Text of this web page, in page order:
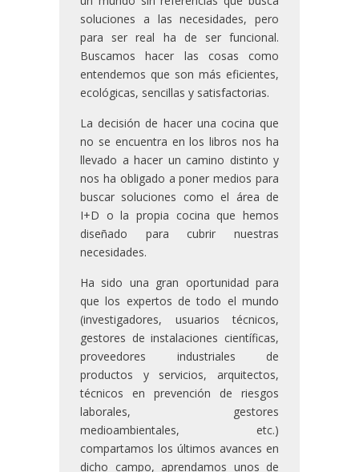
soluciones a las necesidades, pero
para ser real ha de ser funcional.
Buscamos hacer las cosas como
entendemos que son más eficientes,
ecológicas, sencillas y satisfactorias.
La decisión de hacer una cocina que
no se encuentra en los libros nos ha
llevado a hacer un camino distinto y
nos ha obligado a poner medios para
buscar soluciones como el área de
I+D o la propia cocina que hemos
diseñado para cubrir nuestras
necesidades.
Ha sido una gran oportunidad para
que los expertos de todo el mundo
(investigadores, usuarios técnicos,
gestores de instalaciones científicas,
proveedores industriales de
productos y servicios, arquitectos,
técnicos en prevención de riesgos
laborales, gestores
medioambientales, etc.)
compartamos los últimos avances en
dicho campo, aprendamos unos de